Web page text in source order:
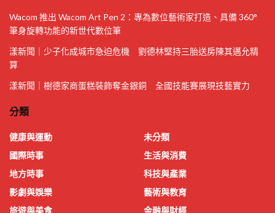
Wacom 推出 Wacom Art Pen 2：專為數位藝術家打造、具備 360°
筆身旋轉功能的新世代數位筆
漾新聞｜少子化成城市急迫危機 劉德林堅持三胎送房陳其邁允精
算
漾新聞｜樹德家商蛋糕裝飾奪金銀銅 全國技能賽展現技藝實力
分類
健康與運動
國際時事
地方時事
影劇與娛樂
旅遊與美食
未分類
生活與消費
科技與產業
藝術與教育
金融與財經